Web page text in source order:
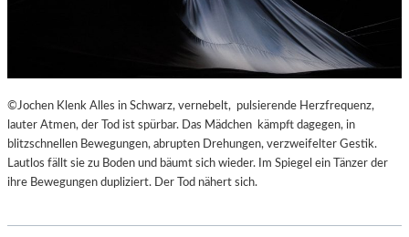
©Jochen Klenk Alles in Schwarz, vernebelt, pulsierende Herzfrequenz,
lauter Atmen, der Tod ist spürbar. Das Mädchen kämpft dagegen, in
blitzschnellen Bewegungen, abrupten Drehungen, verzweifelter Gestik.
Lautlos fällt sie zu Boden und bäumt sich wieder. Im Spiegel ein Tänzer der
ihre Bewegungen dupliziert. Der Tod nähert sich.